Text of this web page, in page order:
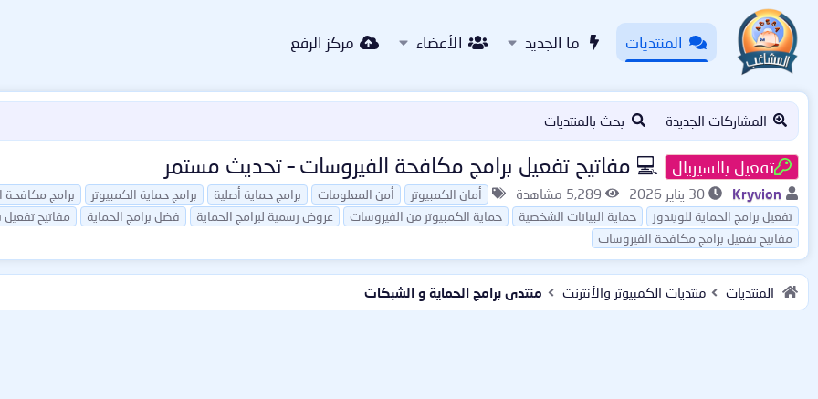
المنتديات ما الجديد الأعضاء مركز الرفع
المشاركات الجديدة بحث بالمنتديات
تفعيل بالسيريال 💻 مفاتيح تفعيل برامج مكافحة الفيروسات – تحديث مستمر
ب
ا
د
ئ
م
Kryvion
ت
ا
ر
ي
ا
ل
30 يناير 2026
ا
ل
م
ش
ه
د
5,289 مشاهدة
ا
ل
و
م
أمان الكمبيوتر أمن المعلومات برامج حماية أصلية برامج حماية الكمبيوتر
برامج مكافحة
تفعيل برامج الحماية للويندوز
حماية البيانات الشخصية حماية الكمبيوتر من الفيروسات عروض رسمية لبرامج الحماية فضل برامج الحماية
مفاتيح تفعيل
مفاتيح تفعيل برامج مكافحة الفيروسات
المنتديات منتديات الكمبيوتر والأنترنت منتدى برامج الحماية و الشبكات